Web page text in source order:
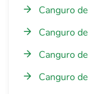
Canguro
Canguro
Canguro
Canguro